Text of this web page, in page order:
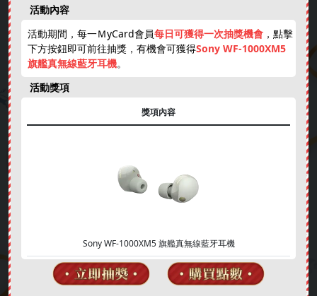
娛樂中心 免費虛寶 跨年抽獎券
簽到好禮 成就解鎖
活動內容
活動期間，每一ＭyCard會員每日可獲得一次抽獎機會 ，點擊
下方按鈕即可前往抽獎，有機會可獲得Sony WF-1000XM5
旗艦真無線藍牙耳機。
活動獎項
獎項內容
Sony WF-1000XM5 旗艦真無線藍牙耳機